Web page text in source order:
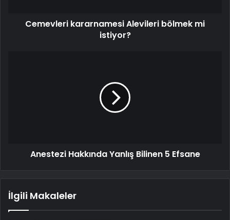
Cemevleri kararnamesi Alevileri bölmek mi
istiyor?
Anestezi Hakkında Yanlış Bilinen 5 Efsane
İlgili Makaleler